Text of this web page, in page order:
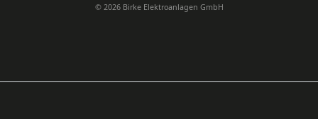
© 2026 Birke Elektroanlagen GmbH